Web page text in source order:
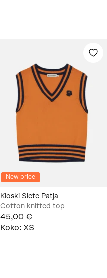
New price
Kioski Siete Patja
Cotton knitted top
45,00 €
Koko: XS